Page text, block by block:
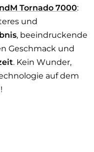
Tornado 7000:
und
, beeindruckende
Geschmack und
. Kein Wunder,
auf dem